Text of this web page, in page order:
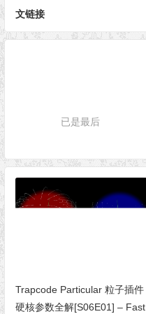
文链接
已是最后
Trapcode Particular 粒子插件
硬核参数全解[S06E01] – Fast